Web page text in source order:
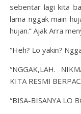
sebentar lagi kita
lama nggak main
hujan.” Ajak Arra
“Heh? Lo yakin?
“NGGAK,LAH.
KITA RESMI
“BISA-BISANYA LO